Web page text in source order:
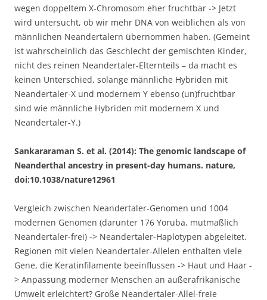
wegen doppeltem X-Chromosom eher fruchtbar -> Jetzt
wird untersucht, ob wir mehr DNA von weiblichen als von
männlichen Neandertalern übernommen haben. (Gemeint
ist wahrscheinlich das Geschlecht der gemischten Kinder,
nicht des reinen Neandertaler-Elternteils – da macht es
keinen Unterschied, solange männliche Hybriden mit
Neandertaler-X und modernem Y ebenso (un)fruchtbar
sind wie männliche Hybriden mit modernem X und
Neandertaler-Y.)
Sankararaman S. et al. (2014): The genomic landscape of
Neanderthal ancestry in present-day humans. nature,
doi:10.1038/nature12961
Vergleich zwischen Neandertaler-Genomen und 1004
modernen Genomen (darunter 176 Yoruba, mutmaßlich
Neandertaler-frei) -> Neandertaler-Haplotypen abgeleitet.
Regionen mit vielen Neandertaler-Allelen enthalten viele
Gene, die Keratinfilamente beeinflussen -> Haut und Haar -
> Anpassung moderner Menschen an außerafrikanische
Umwelt erleichtert? Große Neandertaler-Allel-freie